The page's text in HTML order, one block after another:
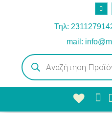
Τηλ:
mail:
Products
search
